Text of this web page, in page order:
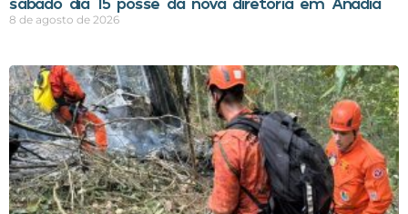
8 de agosto de 2026